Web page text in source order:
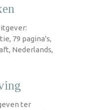
79 pagina's,
Nederlands,
ter